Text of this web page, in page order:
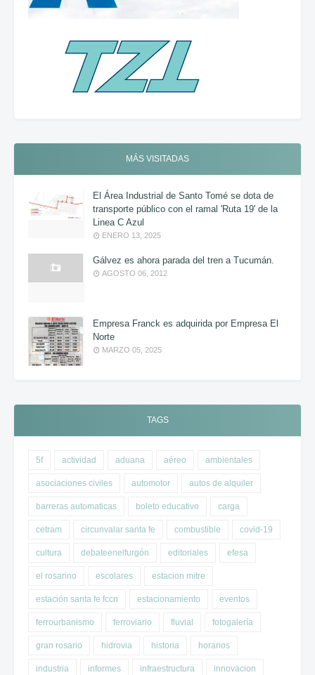
MÁS VISITADAS
El Área Industrial de Santo Tomé se dota de
transporte público con el ramal 'Ruta 19' de la
Linea C Azul
ENERO 13, 2025
Gálvez es ahora parada del tren a Tucumán.
AGOSTO 06, 2012
Empresa Franck es adquirida por Empresa El
Norte
MARZO 05, 2025
TAGS
5f actividad aduana aéreo ambientales
asociaciones civiles automotor autos de alquiler
barreras automaticas boleto educativo carga
cetram circunvalar santa fe combustible covid-19
cultura debateenelfurgón editoriales efesa
el rosarino escolares estacion mitre
estación santa fe fccn estacionamiento eventos
ferrourbanismo ferroviario fluvial fotogalería
gran rosario hidrovia historia horarios
industria informes infraestructura innovacion